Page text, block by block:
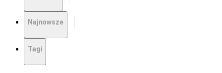
Najnowsze
Tagi